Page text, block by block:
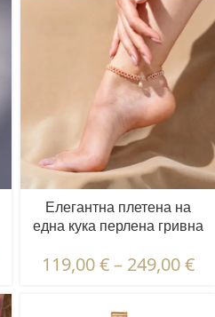
Елегантна плетена на
една кука перлена гривна
Овални перли
119,00€ – 249,00€